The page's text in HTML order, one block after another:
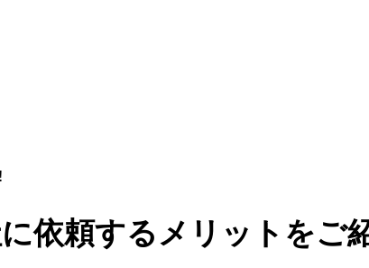
依頼するメリットをご